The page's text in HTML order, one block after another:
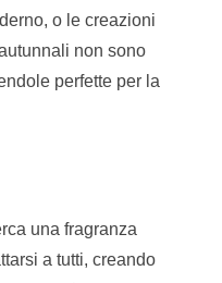
o le creazioni
non sono
perfette per la
una fragranza
a tutti, creando